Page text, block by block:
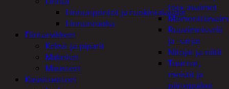
torx-avaimet
Ruuvimeisselit
ja -sarjat
Nitojat ja niitit
Tuurnat,
meistit ja
piirtopuikot
Linnunpöntöt ja ruokintalaudat
Linnunruoka
Elintarvikkeet
Keksit ja piparit
Makeiset
Mausteet
Kausituotteet